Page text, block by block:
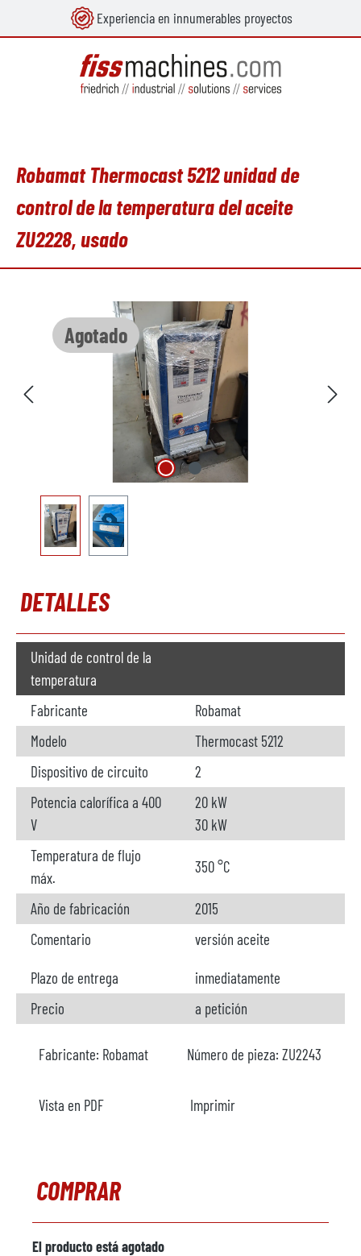
principal Experiencia en innumerables proyectos
Robamat Thermocast 5212 unidad de
control de la temperatura del aceite
ZU2228, usado
Agotado
Omitir galería de imágenes
DETALLES
Unidad de control de la
temperatura
Fabricante
Robamat
Modelo
Thermocast 5212
Dispositivo de circuito
2
Potencia calorífica a 400
V
20 kW
30 kW
Temperatura de flujo
máx.
350 °C
Año de fabricación
2015
Comentario
versión aceite
Plazo de entrega
inmediatamente
Precio
a petición
Fabricante: Robamat Número de pieza: ZU2243
Vista en PDF Imprimir
COMPRAR
El producto está agotado